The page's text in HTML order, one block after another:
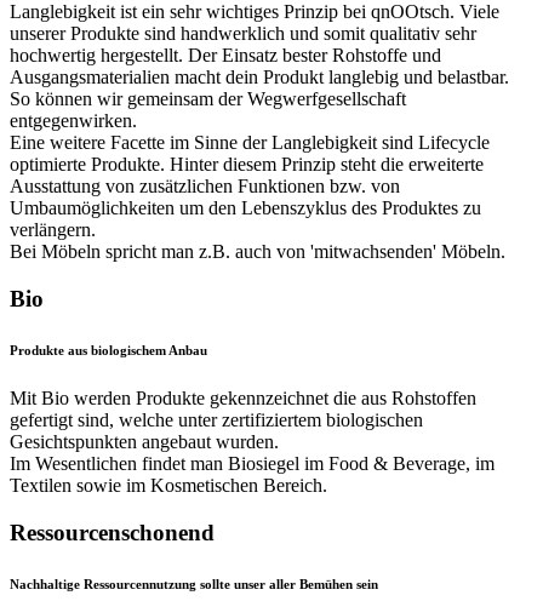
Langlebigkeit ist ein sehr wichtiges Prinzip bei qnOOtsch. Viele
unserer Produkte sind handwerklich und somit qualitativ sehr
hochwertig hergestellt. Der Einsatz bester Rohstoffe und
Ausgangsmaterialien macht dein Produkt langlebig und belastbar.
So können wir gemeinsam der Wegwerfgesellschaft
entgegenwirken.
Eine weitere Facette im Sinne der Langlebigkeit sind Lifecycle
optimierte Produkte. Hinter diesem Prinzip steht die erweiterte
Ausstattung von zusätzlichen Funktionen bzw. von
Umbaumöglichkeiten um den Lebenszyklus des Produktes zu
verlängern.
Bei Möbeln spricht man z.B. auch von 'mitwachsenden' Möbeln.
Bio
Produkte aus biologischem Anbau
Mit Bio werden Produkte gekennzeichnet die aus Rohstoffen
gefertigt sind, welche unter zertifiziertem biologischen
Gesichtspunkten angebaut wurden.
Im Wesentlichen findet man Biosiegel im Food & Beverage, im
Textilen sowie im Kosmetischen Bereich.
Ressourcenschonend
Nachhaltige Ressourcennutzung sollte unser aller Bemühen sein